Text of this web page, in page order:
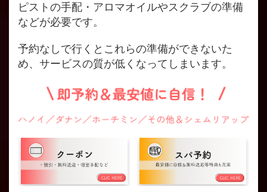
ピストの手配・アロマオイルやスクラブの準備
などが必要です。
予約なしで行くとこれらの準備ができないた
め、サービスの質が低くなってしまいます。